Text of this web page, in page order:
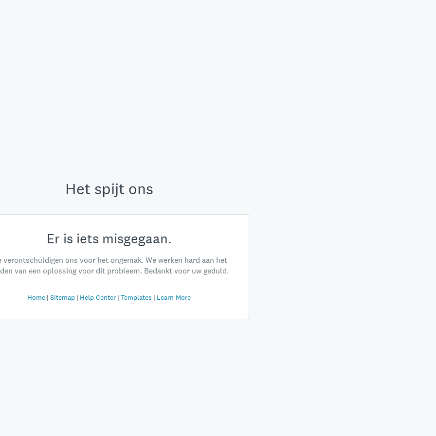
Het spijt ons
Er is iets misgegaan.
verontschuldigen ons voor het ongemak. We werken hard aan het
van een oplossing voor dit probleem. Bedankt voor uw geduld.
Home Sitemap Help Center Templates Learn More